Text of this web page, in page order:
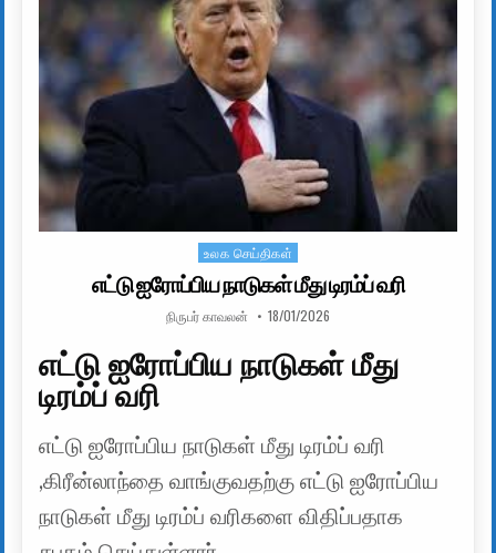
Posted in
உலக செய்திகள்
எட்டு ஐரோப்பிய நாடுகள் மீது டிரம்ப் வரி
AUTHOR:
நிருபர் காவலன் PUBLISHED DATE:
18/01/2026
எட்டு ஐரோப்பிய நாடுகள் மீது
டிரம்ப் வரி
எட்டு ஐரோப்பிய நாடுகள் மீது டிரம்ப் வரி
,கிரீன்லாந்தை வாங்குவதற்கு எட்டு ஐரோப்பிய
நாடுகள் மீது டிரம்ப் வரிகளை விதிப்பதாக